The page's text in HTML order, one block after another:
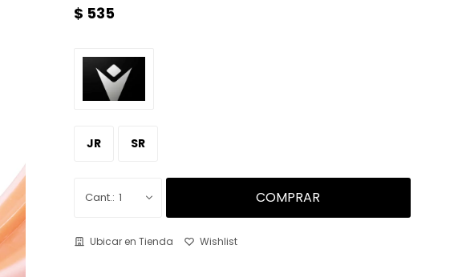
$ 535
JR SR
1 COMPRAR
Ubicar en Tienda